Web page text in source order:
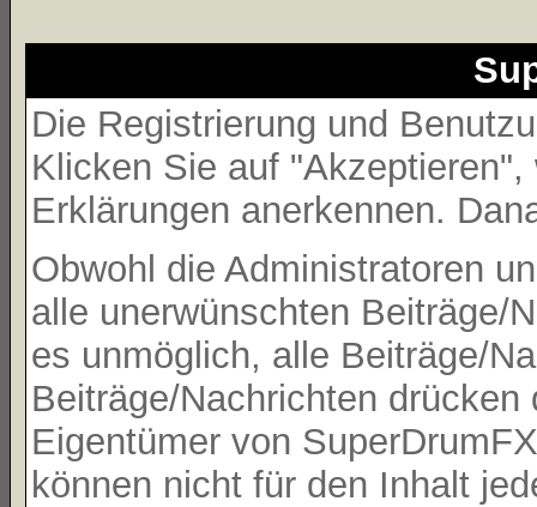
Die Registrierung und
Klicken Sie auf
Erklärungen anerkennen.
Obwohl die Administratoren
alle unerwünschten Beiträge/
es unmöglich, alle Beiträge/
Beiträge/Nachrichten
Eigentümer von
können nicht für den Inhalt